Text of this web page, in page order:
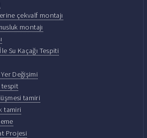
çekvalf montajı
montajı
Su Kaçağı Tespiti
Değişimi
tespit
tamiri
tamiri
Projesi